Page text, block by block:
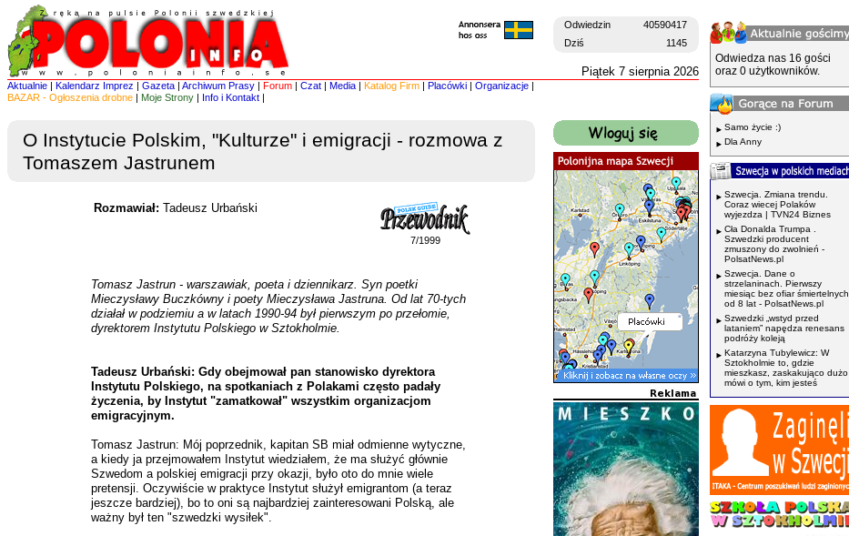
Odwiedzin
40590417
Dziś
1145
Piątek 7 sierpnia 2026
Aktualnie | Kalendarz Imprez | Gazeta | Archiwum Prasy | Forum | Czat | Media | Katalog Firm | Placówki | Organizacje |
BAZAR - Ogłoszenia drobne | Moje Strony | Info i Kontakt |
O Instytucie Polskim, "Kulturze" i emigracji - rozmowa z
Tomaszem Jastrunem
Rozmawiał: Tadeusz Urbański
7/1999
Tomasz Jastrun - warszawiak, poeta i dziennikarz. Syn poetki
Mieczysławy Buczkówny i poety Mieczysława Jastruna. Od lat 70-tych
działał w podziemiu a w latach 1990-94 był pierwszym po przełomie,
dyrektorem Instytutu Polskiego w Sztokholmie.
Tadeusz Urbański: Gdy obejmował pan stanowisko dyrektora
Instytutu Polskiego, na spotkaniach z Polakami często padały
życzenia, by Instytut "zamatkował" wszystkim organizacjom
emigracyjnym.
Tomasz Jastrun: Mój poprzednik, kapitan SB miał odmienne wytyczne,
a kiedy ja przejmowałem Instytut wiedziałem, że ma służyć głównie
Szwedom a polskiej emigracji przy okazji, było oto do mnie wiele
pretensji. Oczywiście w praktyce Instytut służył emigrantom (a teraz
jeszcze bardziej), bo to oni są najbardziej zainteresowani Polską, ale
ważny był ten "szwedzki wysiłek".
Odwiedza nas 16 gości
oraz 0 użytkowników.
Samo życie :)
Dla Anny
Szwecja. Zmiana trendu.
Coraz wiecej Polaków
wyjezdza | TVN24 Biznes
Cła Donalda Trumpa .
Szwedzki producent
zmuszony do zwolnień -
PolsatNews.pl
Szwecja. Dane o
strzelaninach. Pierwszy
miesiąc bez ofiar śmiertelnych
od 8 lat - PolsatNews.pl
Szwedzki „wstyd przed
lataniem” napędza renesans
podróży koleją
Katarzyna Tubylewicz: W
Sztokholmie to, gdzie
mieszkasz, zaskakująco dużo
mówi o tym, kim jesteś